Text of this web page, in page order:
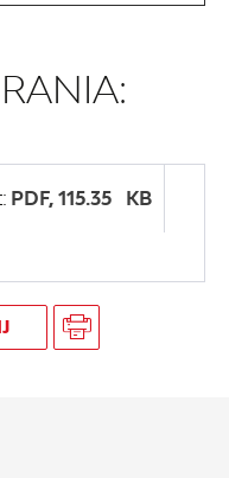
PDF, 115.35 KB